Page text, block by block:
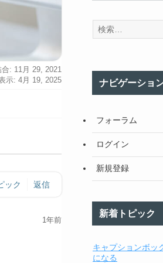
合: 11月 29, 2021
示: 4月 19, 2025
ック 返信
1年前
ナビゲーショ
フォーラム
ログイン
新規登録
新着トピック
キャプションボッ
になる